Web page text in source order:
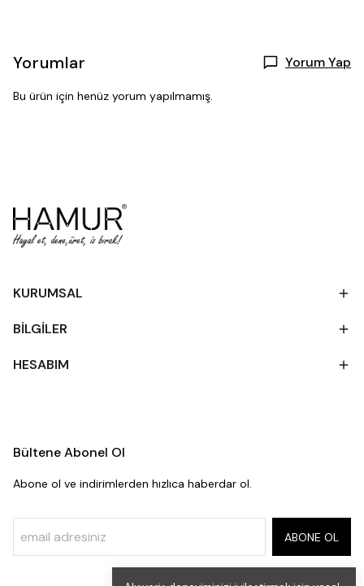
Yorumlar Yorum Yap
Bu ürün için henüz yorum yapılmamış.
KURUMSAL
BİLGİLER
HESABIM
Bültene Abonel Ol
Abone ol ve indirimlerden hızlıca haberdar ol.
ABONE OL